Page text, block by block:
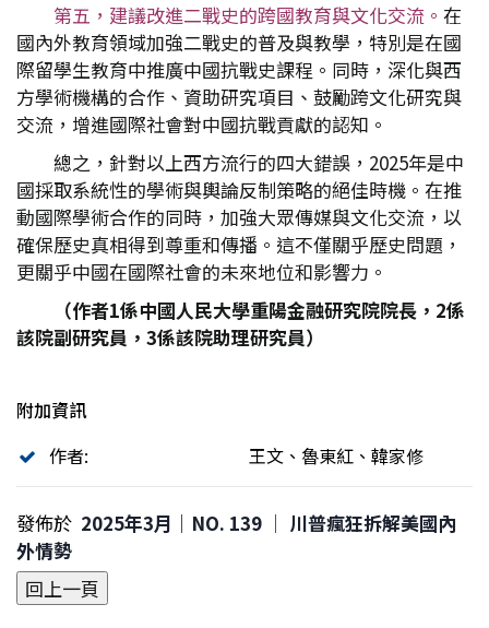
第五，建議改進二戰史的跨國教育與文化交流。 在
國內外教育領域加強二戰史的普及與教學，特別是在國
際留學生教育中推廣中國抗戰史課程。同時，深化與西
方學術機構的合作、資助研究項目、鼓勵跨文化研究與
交流，增進國際社會對中國抗戰貢獻的認知。
總之，針對以上西方流行的四大錯誤，2025年是中
國採取系統性的學術與輿論反制策略的絕佳時機。在推
動國際學術合作的同時，加強大眾傳媒與文化交流，以
確保歷史真相得到尊重和傳播。這不僅關乎歷史問題，
更關乎中國在國際社會的未來地位和影響力。
（作者1係中國人民大學重陽金融研究院院長，2係
該院副研究員，3係該院助理研究員）
附加資訊
作者:
王文、魯東紅、韓家修
發佈於 2025年3月｜NO. 139 │ 川普瘋狂拆解美國內
外情勢